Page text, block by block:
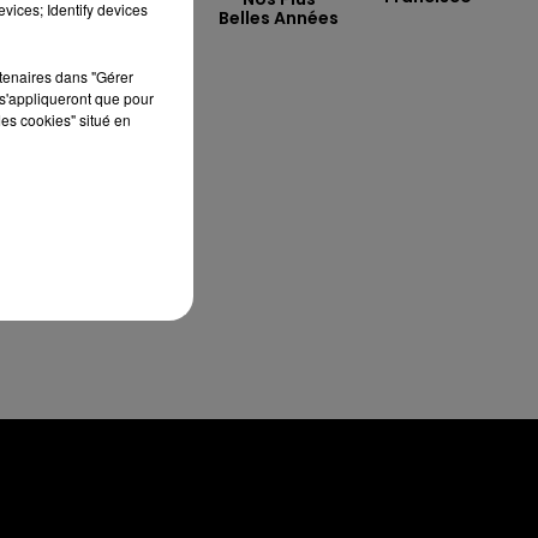
My Life
Belles Années
Identify devices
dans "Gérer
que pour
cookies" situé en